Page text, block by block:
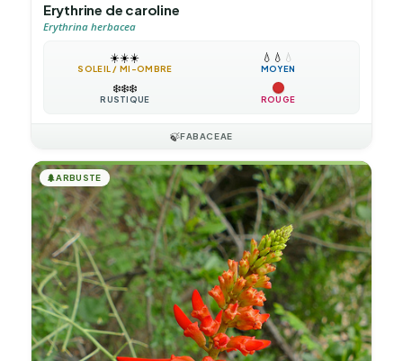
Erythrine de caroline
Erythrina herbacea
☀️☀️☀️
SOLEIL / MI-OMBRE
💧 💧 💧
MOYEN
❄️❄️❄️
RUSTIQUE ROUGE
🍃FABACEAE
🌲ARBUSTE